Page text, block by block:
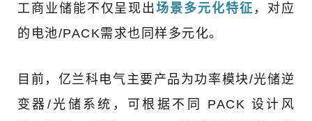
工商业储能不仅呈现出场景多元化特征 ，对应
的电池/PACK需求也同样多元化。
目前，亿兰科电气主要产品为功率模块/光储逆
变器/光储系统，可根据不同 PACK 设计风